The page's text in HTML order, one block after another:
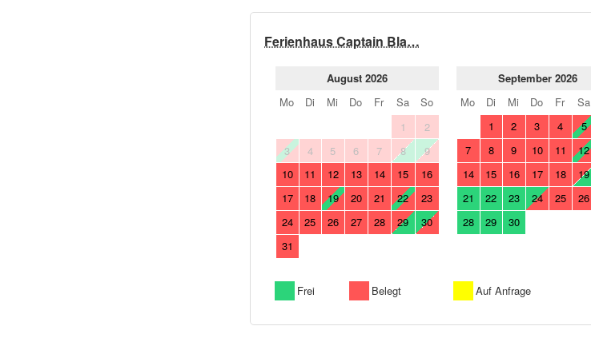
Ferienhaus Captain Bla…
August 2026
Mo
Di Mi Do Fr Sa
So
1
2
3
4 5 6 7 8
9
10
11 12 13 14 15
16
17
18 19 20 21 22
23
24
25 26 27 28 29
30
31
September 2026
Mo
Di Mi Do Fr Sa
1
2 3 4 5
7
8 9 10 11 12
14
15 16 17 18 19
21
22 23 24 25 26
28
29 30
Frei Belegt Auf Anfrage